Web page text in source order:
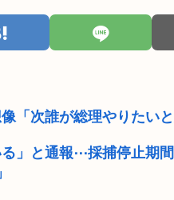
」
に立候補表明...
。年内高市...
「次誰が総理やりたいと
」と通報⋯採捕停止期